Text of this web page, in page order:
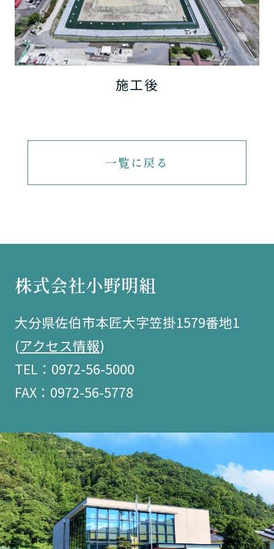
施工後
一覧に戻る
株式会社小野明組
大分県佐伯市本匠大字笠掛1579番地1
(アクセス情報)
TEL：0972-56-5000
FAX：0972-56-5778